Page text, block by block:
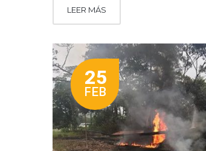
LEER MÁS
25
FEB